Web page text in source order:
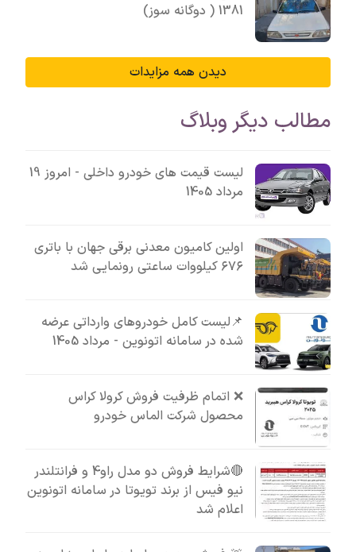
1381 ( دوگانه سوز)
دیدن همه مزایدات
مطالب دیگر وبلاگ
لیست قیمت های خودرو داخلی - امروز 19
مرداد 1405
اولین کامیون معدنی برقی جهان با باتری
۶۷۶ کیلووات ساعتی رونمایی شد
📌لیست کامل خودروهای وارداتی عرضه
شده در سامانه اتونوین - مرداد 1405
❌ اتمام ظرفیت فروش کرولا کراس
محصول شرکت الماس خودرو
🔴شرایط فروش دو مدل راو4 و فرانتلندر
نیو فیس از برند تویوتا در سامانه اتونوین
اعلام شد